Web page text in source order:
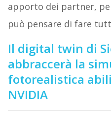
apporto dei partner,
può pensare di fare
Il digital twin di
abbraccerà la
fotorealistica
NVIDIA